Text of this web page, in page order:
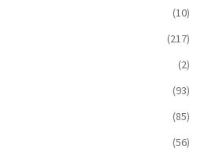
(10)
(217)
(2)
(93)
(85)
(56)